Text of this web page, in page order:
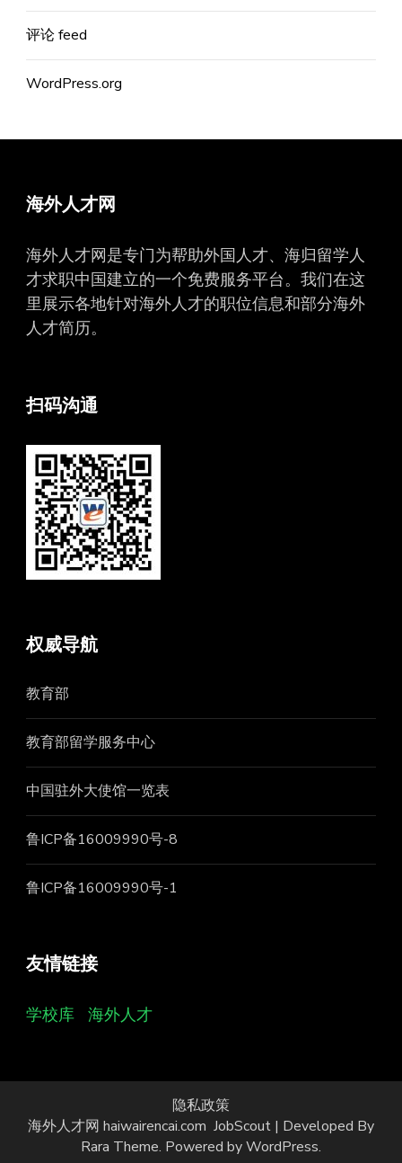
评论 feed
WordPress.org
海外人才网
海外人才网是专门为帮助外国人才、海归留学人
才求职中国建立的一个免费服务平台。我们在这
里展示各地针对海外人才的职位信息和部分海外
人才简历。
扫码沟通
权威导航
教育部
教育部留学服务中心
中国驻外大使馆一览表
鲁ICP备16009990号-8
鲁ICP备16009990号-1
友情链接
学校库 海外人才
隐私政策
海外人才网 haiwairencai.com JobScout | Developed By
Rara Theme. Powered byWordPress.